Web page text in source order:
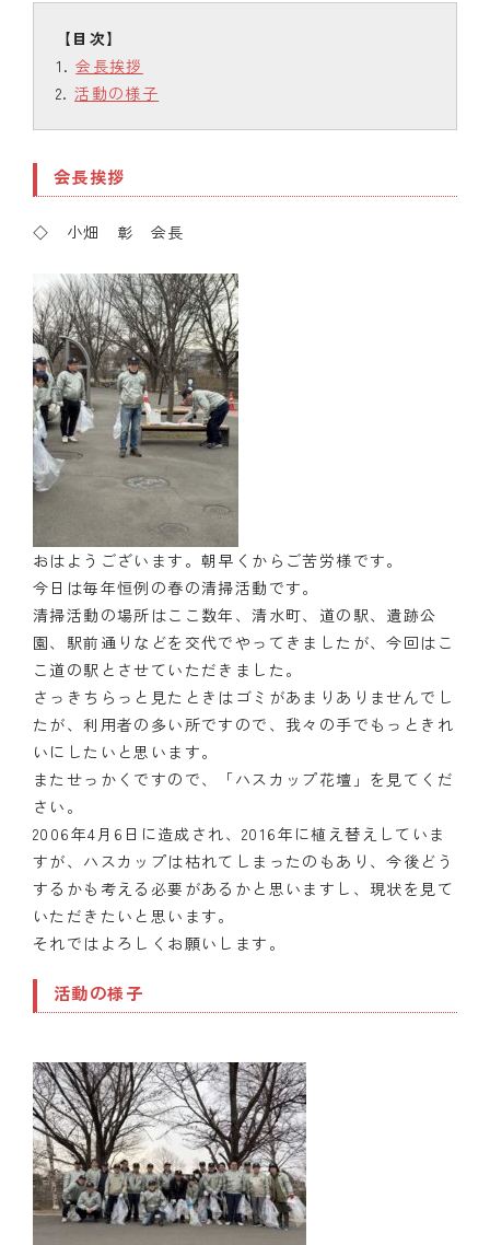
会長挨拶
活動の様子
会長挨拶
◇ 小畑 彰 会長
おはようございます。朝早くからご苦労様です。
今日は毎年恒例の春の清掃活動です。
清掃活動の場所はここ数年、清水町、道の駅、遺跡公
園、駅前通りなどを交代でやってきましたが、今回はこ
こ道の駅とさせていただきました。
さっきちらっと見たときはゴミがあまりありませんでし
たが、利用者の多い所ですので、我々の手でもっときれ
いにしたいと思います。
またせっかくですので、「ハスカップ花壇」を見てくだ
さい。
2006年4月6日に造成され、2016年に植え替えしていま
すが、ハスカップは枯れてしまったのもあり、今後どう
するかも考える必要があるかと思いますし、現状を見て
いただきたいと思います。
それではよろしくお願いします。
活動の様子